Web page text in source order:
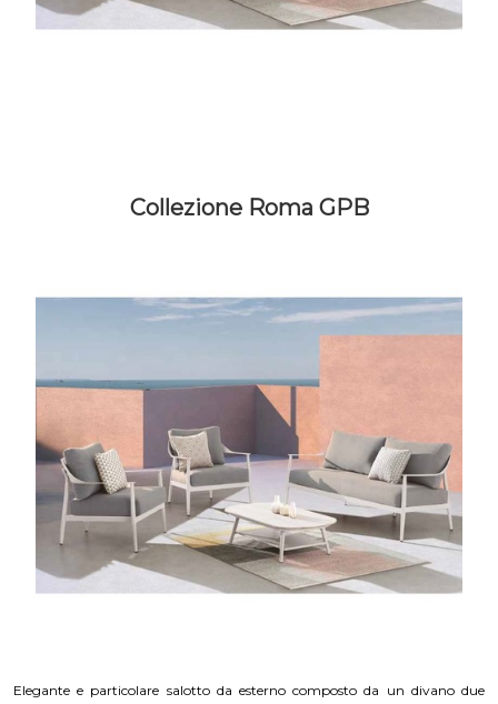
Collezione Roma GPB
Elegante e particolare salotto da esterno composto da un divano due